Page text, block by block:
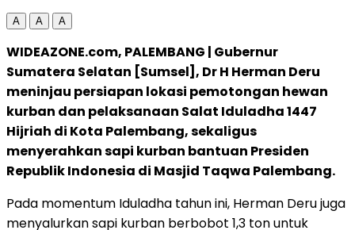
A A A
WIDEAZONE.com, PALEMBANG | Gubernur
Sumatera Selatan [Sumsel], Dr H Herman Deru
meninjau persiapan lokasi pemotongan hewan
kurban dan pelaksanaan Salat Iduladha 1447
Hijriah di Kota Palembang, sekaligus
menyerahkan sapi kurban bantuan Presiden
Republik Indonesia di Masjid Taqwa Palembang.
Pada momentum Iduladha tahun ini, Herman Deru juga
menyalurkan sapi kurban berbobot 1,3 ton untuk